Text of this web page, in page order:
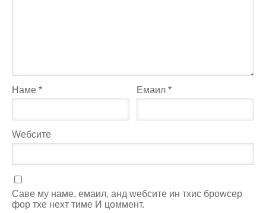
Наме * Емаил*
Wебсите
Саве мy наме, емаил, анд wебсите ин тхис броwсер
фор тхе неxт тиме И цоммент.